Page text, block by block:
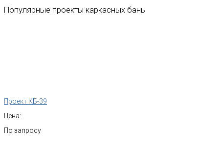
Популярные проекты каркасных бань
Проект КБ-39
Цена:
По запросу